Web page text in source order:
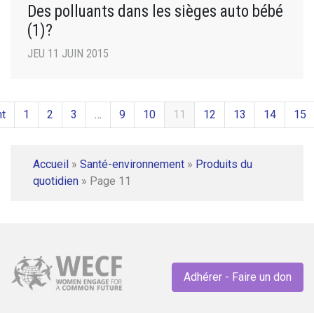
Des polluants dans les sièges auto bébé
(1)?
JEU 11 JUIN 2015
1 2 3 … 9 10 11 12 13 14 15
Accueil » Santé-environnement » Produits du
quotidien » Page 11
Adhérer - Faire un don